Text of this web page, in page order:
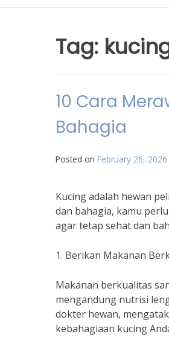
Tag:
10 Cara
Bahagia
Posted on February 26, 2026
Kucing adalah hewan
dan bahagia, kamu
agar tetap sehat dan
1. Berikan Makanan
Makanan berkualitas
mengandung nutrisi
dokter hewan,
kebahagiaan kucing